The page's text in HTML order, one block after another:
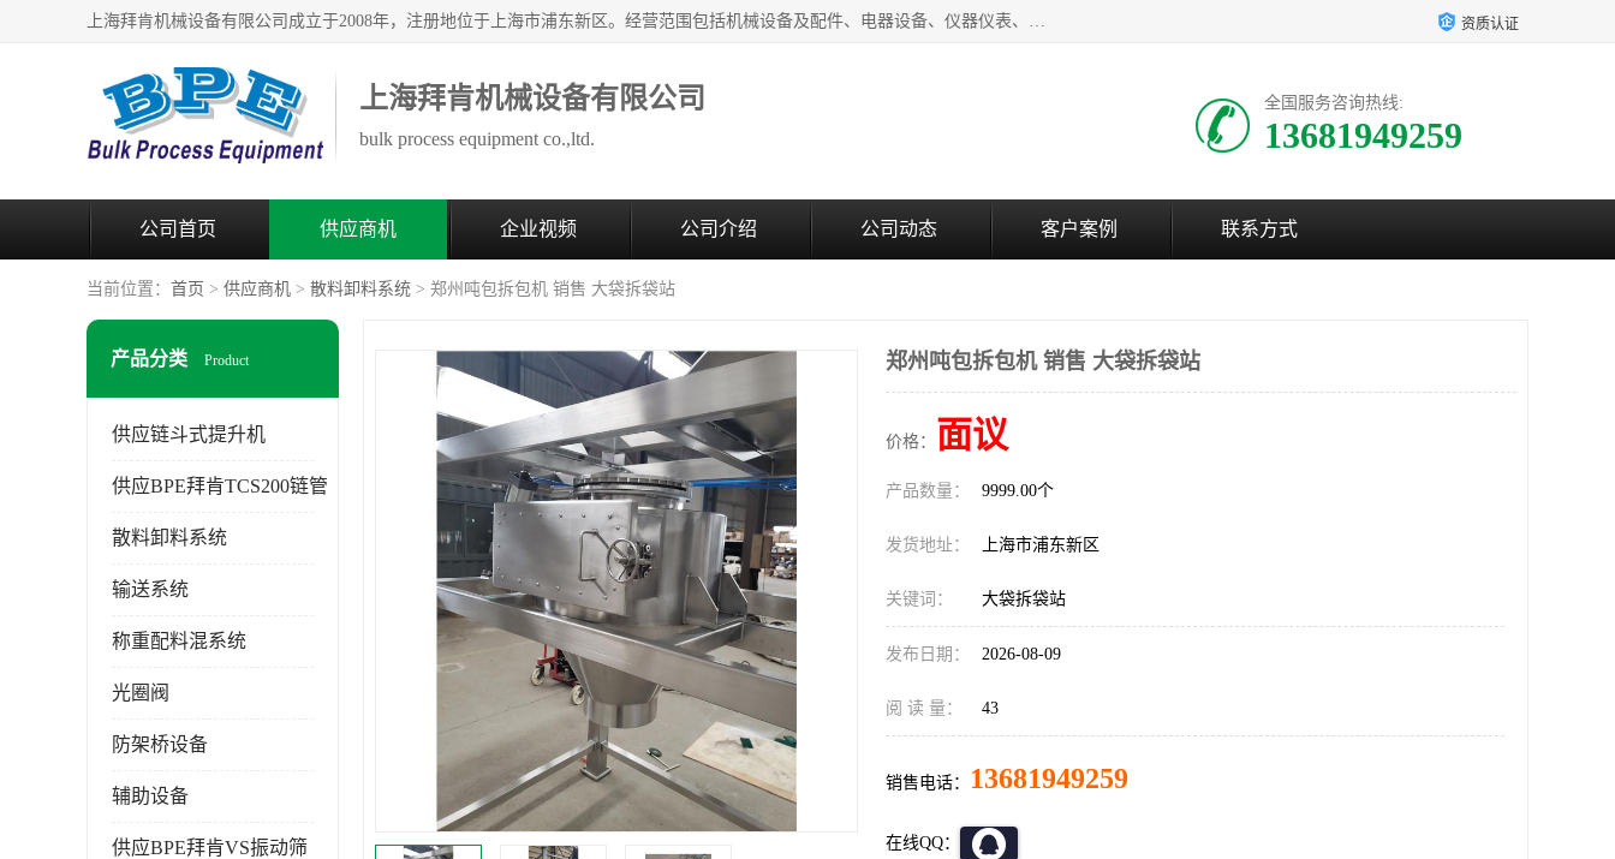
上海拜肯机械设备有限公司成立于2008年，注册地位于上海市浦东新区。经营范围包括机械设备及配件、电器设备、仪器仪表、化工原料及产品、软件及辅助设备，机械设备及配件的制造、加工等；主要产品有：气力输送，小袋倒袋站，吨袋倒袋站，倒桶机，集装箱卸料系统，Z型斗式输送机，螺旋输送机，管链输送机，真空上料机，流化器，配混料系统，软管等。 资质认证
上海拜肯机械设备有限公司
bulk process equipment co.,ltd.
全国服务咨询热线:
13681949259
公司首页 供应商机 企业视频 公司介绍 公司动态 客户案例 联系方式
当前位置： 首页 > 供应商机 > 散料卸料系统 > 郑州吨包拆包机 销售 大袋拆袋站
产品分类 Product
供应链斗式提升机
供应BPE拜肯TCS200链管
散料卸料系统
输送系统
称重配料混系统
光圈阀
防架桥设备
辅助设备
供应BPE拜肯VS振动筛
郑州吨包拆包机 销售 大袋拆袋站
价格： 面议
产品数量： 9999.00个
发货地址： 上海市浦东新区
关键词： 大袋拆袋站
发布日期： 2026-08-09
阅 读 量： 43
销售电话： 13681949259
在线QQ：